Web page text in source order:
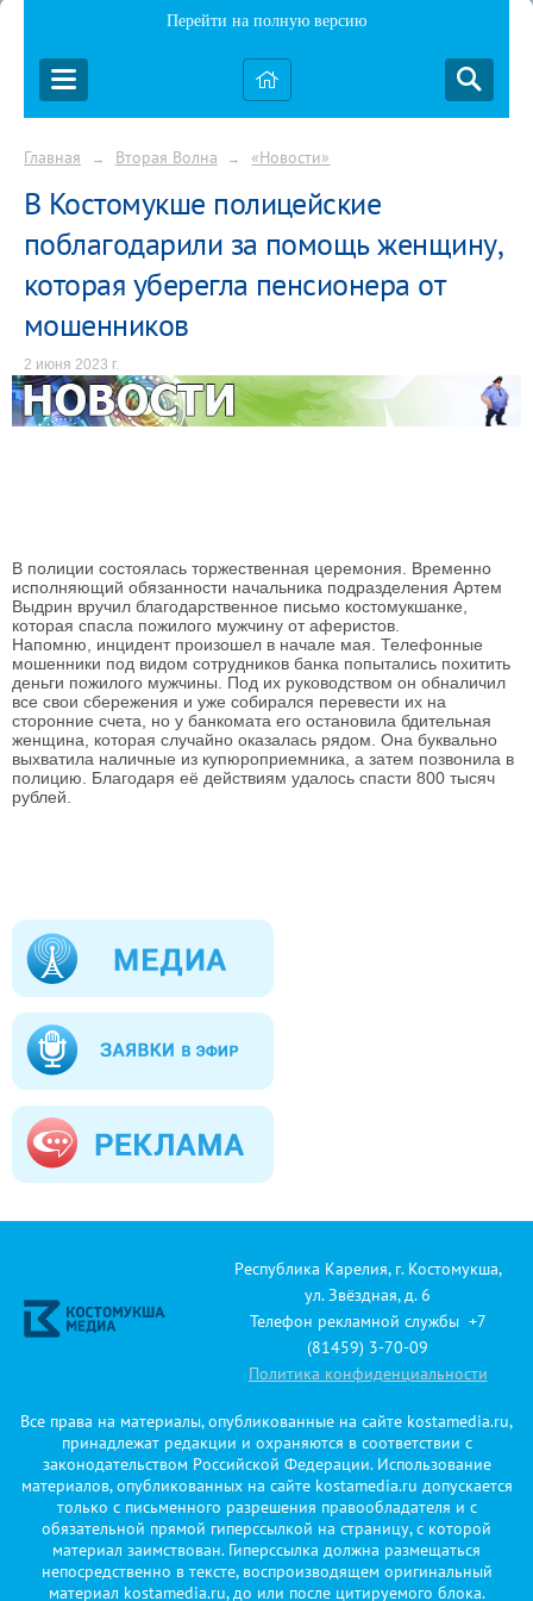
Перейти на полную версию
Главная → Вторая Волна → «Новости»
В Костомукше полицейские
поблагодарили за помощь женщину,
которая уберегла пенсионера от
мошенников
2 июня 2023 г.
В полиции состоялась торжественная церемония. Временно
исполняющий обязанности начальника подразделения Артем
Выдрин вручил благодарственное письмо костомукшанке,
которая спасла пожилого мужчину от аферистов.
Напомню, инцидент произошел в начале мая. Телефонные
мошенники под видом сотрудников банка попытались похитить
деньги пожилого мужчины. Под их руководством он обналичил
все свои сбережения и уже собирался перевести их на
сторонние счета, но у банкомата его остановила бдительная
женщина, которая случайно оказалась рядом. Она буквально
выхватила наличные из купюроприемника, а затем позвонила в
полицию. Благодаря её действиям удалось спасти 800 тысяч
рублей.
Республика Карелия, г. Костомукша,
ул. Звёздная, д. 6
Телефон рекламной службы +7
(81459) 3-70-09
Политика конфиденциальности
Все права на материалы, опубликованные на сайте kostamedia.ru,
принадлежат редакции и охраняются в соответствии с
законодательством Российской Федерации. Использование
материалов, опубликованных на сайте kostamedia.ru допускается
только с письменного разрешения правообладателя и с
обязательной прямой гиперссылкой на страницу, с которой
материал заимствован. Гиперссылка должна размещаться
непосредственно в тексте, воспроизводящем оригинальный
материал kostamedia.ru, до или после цитируемого блока.